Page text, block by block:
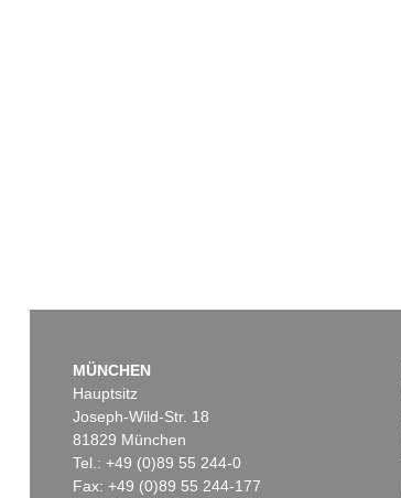
MÜNCHEN
Hauptsitz
Joseph-Wild-Str. 18
81829 München
Tel.: +49 (0)89 55 244-0
Fax: +49 (0)89 55 244-177